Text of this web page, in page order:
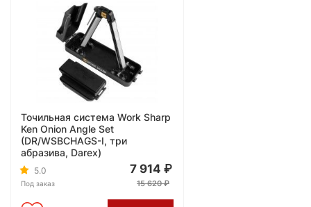
Точильная система Work Sharp
Ken Onion Angle Set
(DR/WSBCHAGS-I, три
абразива, Darex)
5.0
Под заказ
7 914
15 620